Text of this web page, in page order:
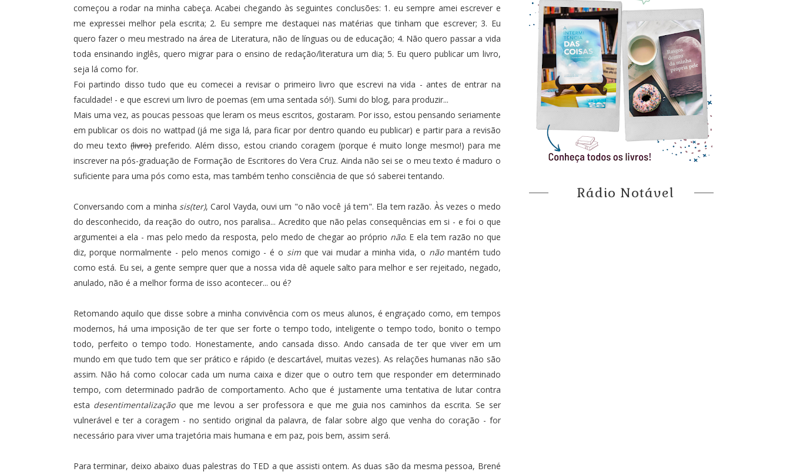
começou a rodar na minha cabeça. Acabei chegando às seguintes conclusões: 1. eu sempre amei escrever e
me expressei melhor pela escrita; 2. Eu sempre me destaquei nas matérias que tinham que escrever; 3. Eu
quero fazer o meu mestrado na área de Literatura, não de línguas ou de educação; 4. Não quero passar a vida
toda ensinando inglês, quero migrar para o ensino de redação/literatura um dia; 5. Eu quero publicar um livro,
seja lá como for.
Foi partindo disso tudo que eu comecei a revisar o primeiro livro que escrevi na vida - antes de entrar na
faculdade! - e que escrevi um livro de poemas (em uma sentada só!). Sumi do blog, para produzir...
Mais uma vez, as poucas pessoas que leram os meus escritos, gostaram. Por isso, estou pensando seriamente
em publicar os dois no wattpad (já me siga lá, para ficar por dentro quando eu publicar) e partir para a revisão
do meu texto(livro)preferido. Além disso, estou criando coragem (porque é muito longe mesmo!) para me
inscrever na pós-graduação de Formação de Escritores do Vera Cruz. Ainda não sei se o meu texto é maduro o
suficiente para uma pós como esta, mas também tenho consciência de que só saberei tentando.
Conversando com a minha sis(ter),Carol Vayda, ouvi um "o não você já tem". Ela tem razão. Às vezes o medo
do desconhecido, da reação do outro, nos paralisa... Acredito que não pelas consequências em si - e foi o que
argumentei a ela - mas pelo medo da resposta, pelo medo de chegar ao próprio não. E ela tem razão no que
diz, porque normalmente - pelo menos comigo - é o simque vai mudar a minha vida, o nãomantém tudo
como está. Eu sei, a gente sempre quer que a nossa vida dê aquele salto para melhor e ser rejeitado, negado,
anulado, não é a melhor forma de isso acontecer... ou é?
Retomando aquilo que disse sobre a minha convivência com os meus alunos, é engraçado como, em tempos
modernos, há uma imposição de ter que ser forte o tempo todo, inteligente o tempo todo, bonito o tempo
todo, perfeito o tempo todo. Honestamente, ando cansada disso. Ando cansada de ter que viver em um
mundo em que tudo tem que ser prático e rápido (e descartável, muitas vezes). As relações humanas não são
assim. Não há como colocar cada um numa caixa e dizer que o outro tem que responder em determinado
tempo, com determinado padrão de comportamento. Acho que é justamente uma tentativa de lutar contra
esta desentimentalizaçãoque me levou a ser professora e que me guia nos caminhos da escrita. Se ser
vulnerável e ter a coragem - no sentido original da palavra, de falar sobre algo que venha do coração - for
necessário para viver uma trajetória mais humana e em paz, pois bem, assim será.
Para terminar, deixo abaixo duas palestras do TED a que assisti ontem. As duas são da mesma pessoa, Brené
Rádio Notável